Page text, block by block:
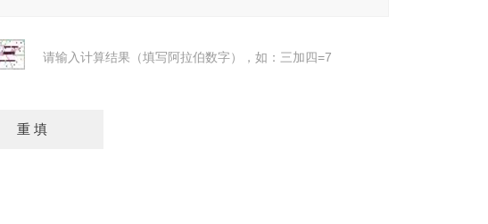
请输入计算结果（填写阿拉伯数字），如：三加四=7